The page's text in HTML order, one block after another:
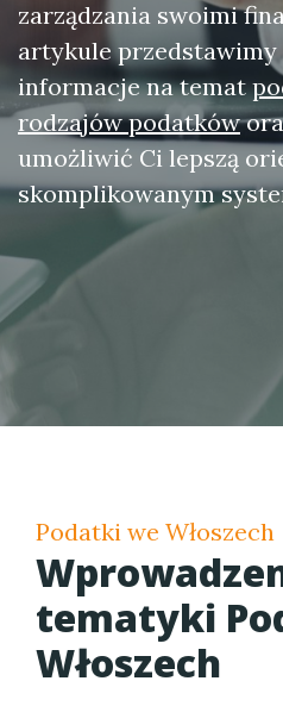
zarządzania swoimi
artykule przedstawimy
informacje na temat
rodzajów podatków
umożliwić Ci lepszą
skomplikowanym
Podatki we Włoszech
tematyki
Włoszech